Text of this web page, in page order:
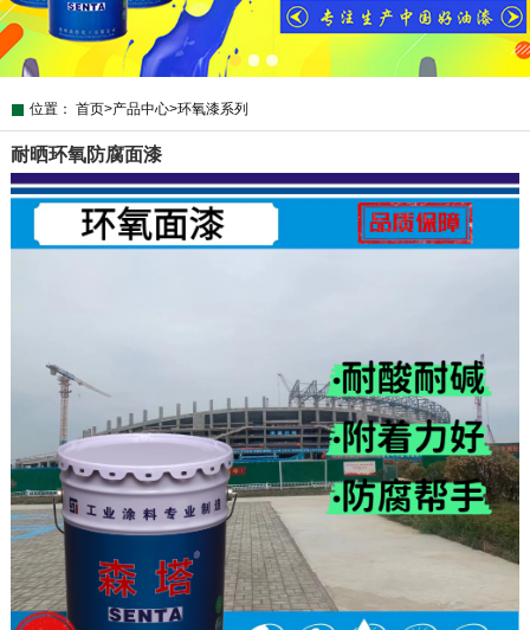
位置： 首页>产品中心>环氧漆系列
耐晒环氧防腐面漆